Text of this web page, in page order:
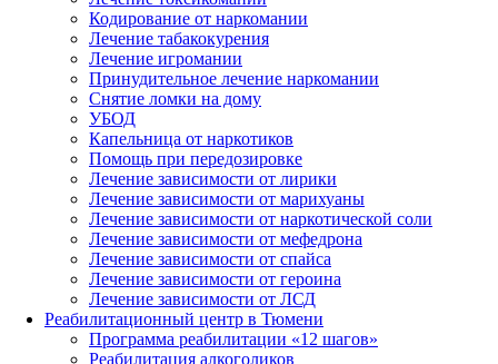
Кодирование от наркомании
Лечение табакокурения
Лечение игромании
Принудительное лечение наркомании
Снятие ломки на дому
УБОД
Капельница от наркотиков
Помощь при передозировке
Лечение зависимости от лирики
Лечение зависимости от марихуаны
Лечение зависимости от наркотической соли
Лечение зависимости от мефедрона
Лечение зависимости от спайса
Лечение зависимости от героина
Лечение зависимости от ЛСД
Реабилитационный центр в Тюмени
Программа реабилитации «12 шагов»
Реабилитация алкоголиков